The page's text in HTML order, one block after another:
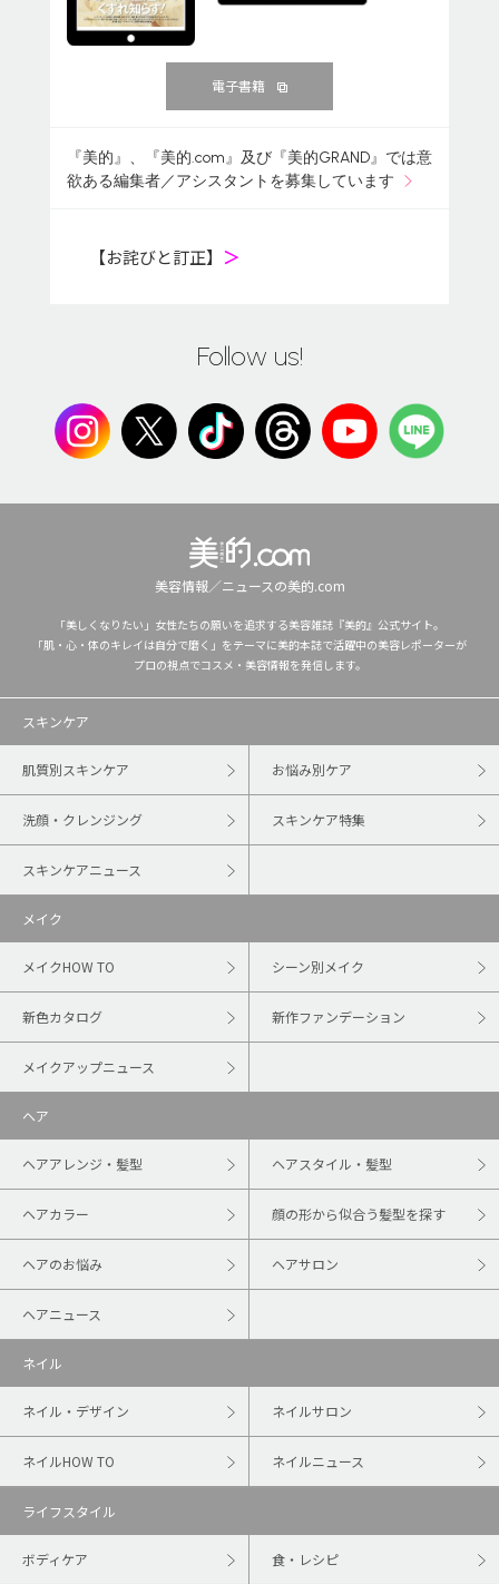
電子書籍
『美的』、『美的.com』及び『美的GRAND』では意
欲ある編集者／アシスタントを募集しています
【お詫びと訂正】 ＞
Follow us!
美容情報／ニュースの美的.com
「美しくなりたい」女性たちの願いを追求する美容雑誌『美的』公式サイト。
「肌・心・体のキレイは自分で磨く」をテーマに美的本誌で活躍中の美容レポーターが
プロの視点でコスメ・美容情報を発信します。
スキンケア
肌質別スキンケア お悩み別ケア
洗顔・クレンジング スキンケア特集
スキンケアニュース
メイク
メイクHOW TO シーン別メイク
新色カタログ 新作ファンデーション
メイクアップニュース
ヘア
ヘアアレンジ・髪型 ヘアスタイル・髪型
ヘアカラー 顔の形から似合う髪型を探す
ヘアのお悩み ヘアサロン
ヘアニュース
ネイル
ネイル・デザイン ネイルサロン
ネイルHOW TO ネイルニュース
ライフスタイル
ボディケア 食・レシピ